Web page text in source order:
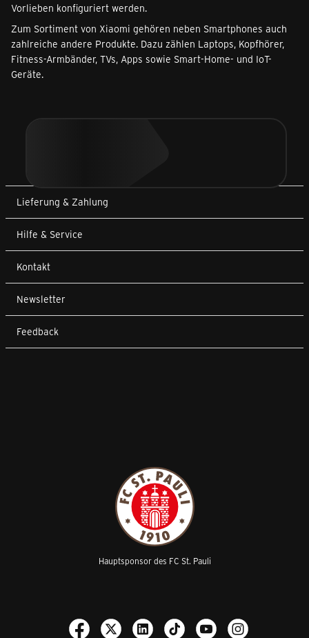
Vorlieben konfiguriert werden.
Zum Sortiment von Xiaomi gehören neben Smartphones auch
zahlreiche andere Produkte. Dazu zählen Laptops, Kopfhörer,
Fitness-Armbänder, TVs, Apps sowie Smart-Home- und IoT-
Geräte.
Lieferung & Zahlung
Hilfe & Service
Kontakt
Newsletter
Feedback
Hauptsponsor des FC St. Pauli